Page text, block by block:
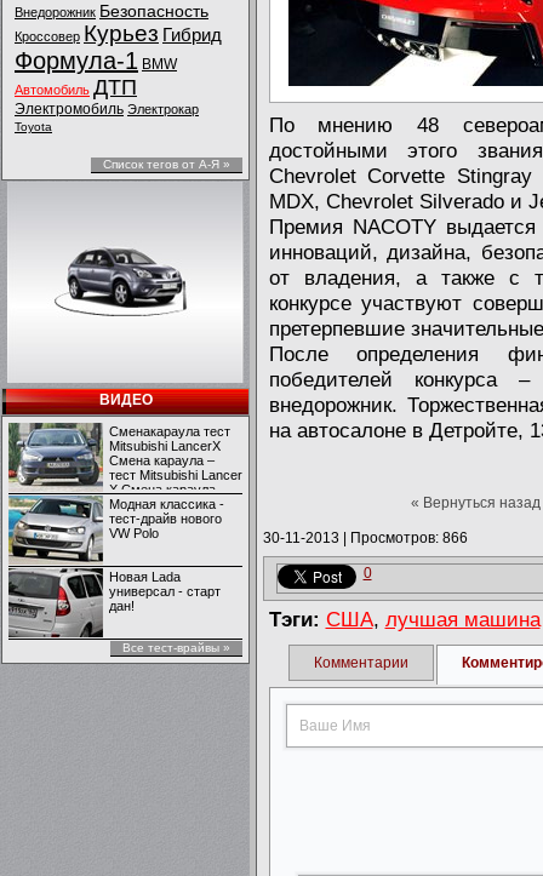
Внедорожник Безопасность
Кроссовер Курьез Гибрид
Формула-1 BMW
Автомобиль ДТП
Электромобиль Электрокар
Toyota
Список тегов от А-Я »
ВИДЕО
Сменакараула тест
Mitsubishi LancerX
Смена караула –
тест Mitsubishi Lancer
X Смена караула –
тест Mitsubishi Lancer
X
Модная классика -
тест-драйв нового
VW Polo
Новая Lada
универсал - старт
дан!
Все тест-врайвы »
По мнению 48
достойными этого
Chevrolet Corvette
MDX, Chevrolet Silverado и
Премия NACOTY
инноваций, дизайна,
от владения, а также с
конкурсе участвуют
претерпевшие
После определения
победителей конкурса
внедорожник.
на автосалоне в Детройте,
« Вернуться назад
30-11-2013 Просмотров: 866
0
Тэги: США, лучшая машина
Комментарии